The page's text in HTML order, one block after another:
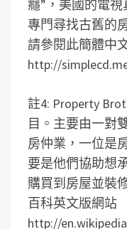
癮”，美國的電
專門尋找古舊的
請參閱此簡體中
http://
註4: Property
目。主要由一對
房仲業，一位是
要是他們協助想
購買到房屋並裝
百科英文版網站
http://